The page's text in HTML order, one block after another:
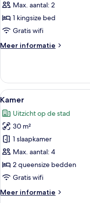
Max. aantal: 2
1 kingsize bed
Gratis wifi
Meer informatie
Meer
Alle
foto's
voor
Kamer
laden
1
Kamer
Uitzicht op de stad
30 m²
1 slaapkamer
Max. aantal: 4
2 queensize bedden
Gratis wifi
Meer informatie
Meer